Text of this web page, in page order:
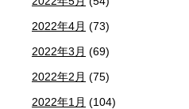
2022年4月 (73)
2022年3月 (69)
2022年2月 (75)
2022年1月 (104)